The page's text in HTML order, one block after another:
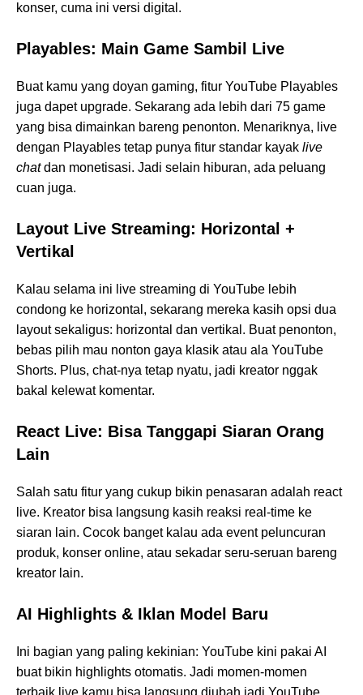
konser, cuma ini versi digital.
Playables: Main Game Sambil Live
Buat kamu yang doyan gaming, fitur YouTube Playables
juga dapet upgrade. Sekarang ada lebih dari 75 game
yang bisa dimainkan bareng penonton. Menariknya, live
dengan Playables tetap punya fitur standar kayak live
chatdan monetisasi. Jadi selain hiburan, ada peluang
cuan juga.
Layout Live Streaming: Horizontal +
Vertikal
Kalau selama ini live streaming di YouTube lebih
condong ke horizontal, sekarang mereka kasih opsi dua
layout sekaligus: horizontal dan vertikal. Buat penonton,
bebas pilih mau nonton gaya klasik atau ala YouTube
Shorts. Plus, chat-nya tetap nyatu, jadi kreator nggak
bakal kelewat komentar.
React Live: Bisa Tanggapi Siaran Orang
Lain
Salah satu fitur yang cukup bikin penasaran adalah react
live. Kreator bisa langsung kasih reaksi real-time ke
siaran lain. Cocok banget kalau ada event peluncuran
produk, konser online, atau sekadar seru-seruan bareng
kreator lain.
AI Highlights & Iklan Model Baru
Ini bagian yang paling kekinian: YouTube kini pakai AI
buat bikin highlights otomatis. Jadi momen-momen